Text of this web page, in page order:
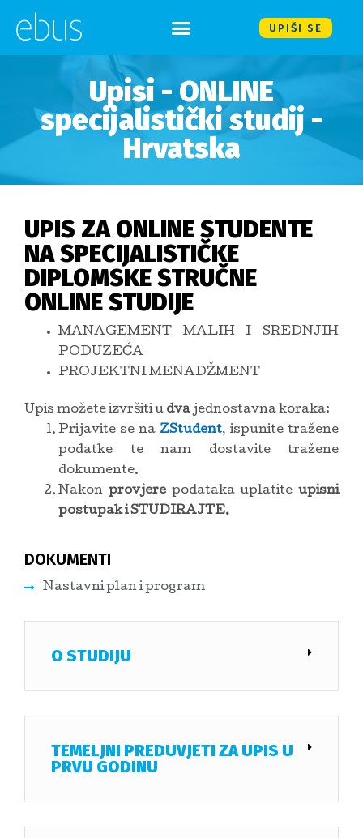
UPIŠI SE
Upisi - ONLINE
specijalistički studij -
Hrvatska
UPIS ZA ONLINE STUDENTE
NA SPECIJALISTIČKE
DIPLOMSKE STRUČNE
ONLINE STUDIJE
MANAGEMENT MALIH I SREDNJIH
PODUZEĆA
PROJEKTNI MENADŽMENT
Upis možete izvršiti u dva jednostavna koraka:
Prijavite se na ZStudent, ispunite tražene
podatke te nam dostavite tražene
dokumente.
Nakon provjerepodataka uplatite upisni
postupak i STUDIRAJTE.
DOKUMENTI
Nastavni plan i program
O STUDIJU
TEMELJNI PREDUVJETI ZA UPIS U
PRVU GODINU